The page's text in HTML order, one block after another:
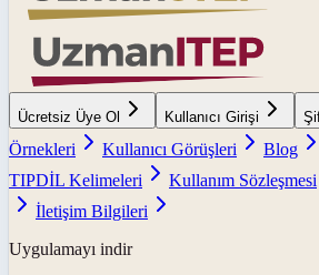
Ücretsiz Üye Ol Kullanıcı Girişi
Örnekleri
Kullanıcı Görüşleri Blog
TIPDİL Kelimeleri
Kullanım Sözleşmesi
İletişim Bilgileri
Uygulamayı indir